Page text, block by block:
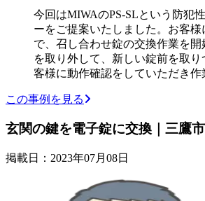
今回はMIWAのPS-SLという防犯
ーをご提案いたしました。お客
で、召し合わせ錠の交換作業を
を取り外して、新しい錠前を取
客様に動作確認をしていただき作
この事例を見る
玄関の鍵を電子錠に交換｜三鷹
掲載日：2023年07月08日